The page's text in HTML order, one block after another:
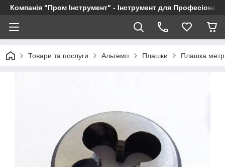
Компанія "Пром Інструмент" - Інструмент для
Товари та послуги Альтемп Плашки Плашка